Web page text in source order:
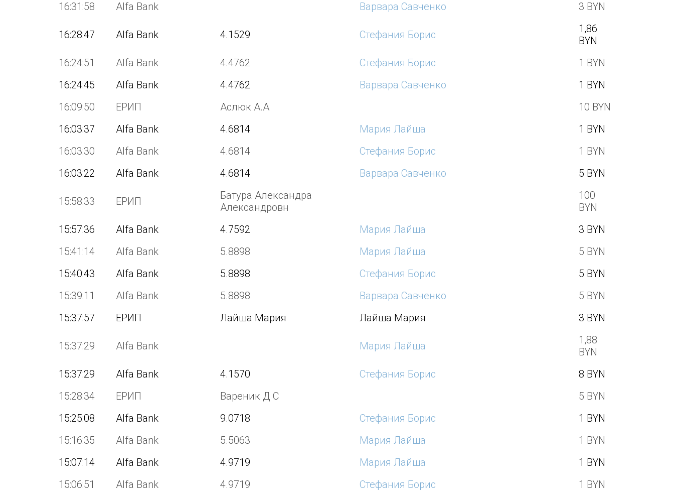
16:31:58 Alfa Bank Варвара Савченко 3 BYN
16:28:47 Alfa Bank 4.1529 Стефания Борис
1,86
BYN
16:24:51
Alfa Bank 4.4762 Стефания Борис
1 BYN
16:24:45
Alfa Bank 4.4762 Варвара Савченко
1 BYN
16:09:50
ЕРИП Аслюк А.А
10 BYN
16:03:37
Alfa Bank 4.6814 Мария Лайша
1 BYN
16:03:30
Alfa Bank 4.6814 Стефания Борис
1 BYN
16:03:22
Alfa Bank 4.6814 Варвара Савченко 5 BYN
15:58:33 ЕРИП
Батура Александра
Александровн
100
BYN
15:57:36
Alfa Bank 4.7592 Мария Лайша
3 BYN
15:41:14
Alfa Bank 5.8898 Мария Лайша
5 BYN
15:40:43
Alfa Bank 5.8898 Стефания Борис
5 BYN
15:39:11
Alfa Bank 5.8898 Варвара Савченко
5 BYN
15:37:57
ЕРИП Лайша Мария Лайша Мария 3 BYN
15:37:29 Alfa Bank Мария Лайша
1,88
BYN
15:37:29
Alfa Bank 4.1570 Стефания Борис
8 BYN
15:28:34
ЕРИП Вареник Д С
5 BYN
15:25:08
Alfa Bank 9.0718 Стефания Борис
1 BYN
15:16:35
Alfa Bank 5.5063 Мария Лайша
1 BYN
15:07:14
Alfa Bank 4.9719 Мария Лайша
1 BYN
15:06:51
Alfa Bank 4.9719 Стефания Борис
1 BYN